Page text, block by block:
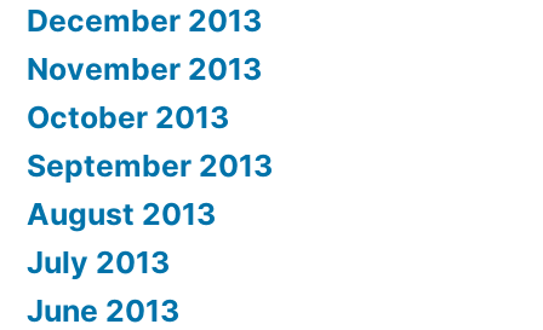
December 2013
November 2013
October 2013
September 2013
August 2013
July 2013
June 2013